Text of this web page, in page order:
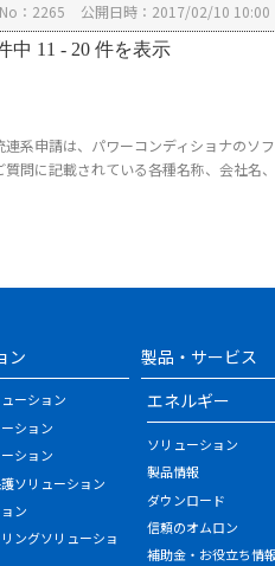
No：2265 公開日時：2017/02/10 10:00
中 11 - 20 件を表示
系申請は、パワーコンディショナのソ
問に記載されている各種名称、会社名
ン
ーション
ション
ション
ソリューション
ン
ングソリューショ
製品・サービス
エネルギー
ソリューション
製品情報
ダウンロード
信頼のオムロン
補助金・お役立ち情